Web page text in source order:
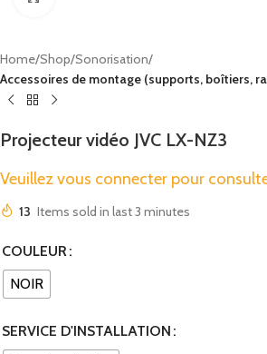
Home Shop Sonorisation
Accessoires de montage (supports, boîtiers,
Projecteur vidéo JVC LX-NZ3
Veuillez vous connecter pour
13 Items sold in last 3 minutes
COULEUR
NOIR
SERVICE D'INSTALLATION